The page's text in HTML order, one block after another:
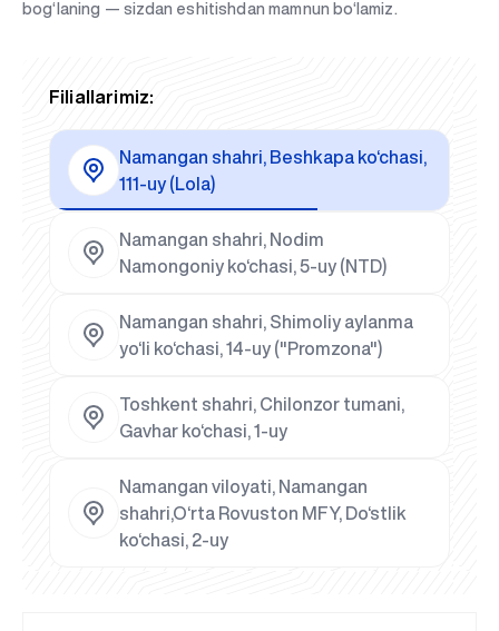
bog‘laning — sizdan eshitishdan mamnun bo‘lamiz.
Filiallarimiz:
Namangan shahri, Beshkapa ko‘chasi,
111-uy (Lola)
Namangan shahri, Nodim
Namongoniy ko‘chasi, 5-uy (NTD)
Namangan shahri, Shimoliy aylanma
yo‘li ko‘chasi, 14-uy ("Promzona")
Toshkent shahri, Chilonzor tumani,
Gavhar ko‘chasi, 1-uy
Namangan viloyati, Namangan
shahri,O‘rta Rovuston MFY, Do‘stlik
ko‘chasi, 2-uy